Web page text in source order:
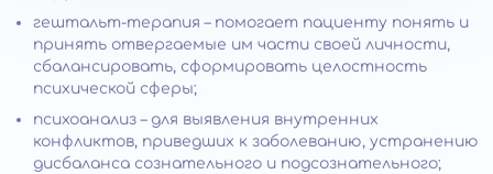
гештальт-терапия – помогает пациенту понять и
принять отвергаемые им части своей личности,
сбалансировать, сформировать целостность
психической сферы;
психоанализ – для выявления внутренних
конфликтов, приведших к заболеванию, устранению
дисбаланса сознательного и подсознательного;